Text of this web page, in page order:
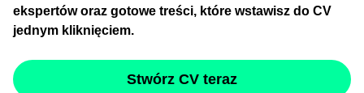
ekspertów oraz gotowe treści, które wstawisz do CV
jednym kliknięciem.
Stwórz CV teraz